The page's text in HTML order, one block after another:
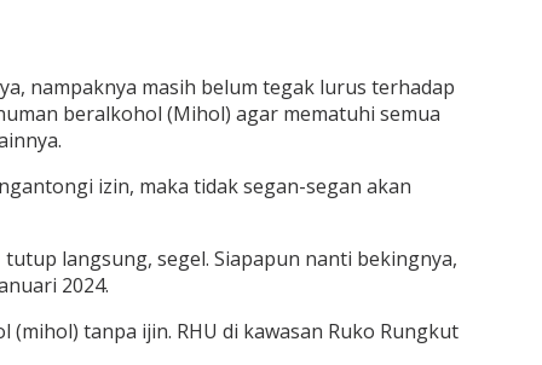
nampaknya masih belum tegak lurus terhadap
beralkohol (Mihol) agar mematuhi semua
izin, maka tidak segan-segan akan
tutup langsung, segel. Siapapun nanti bekingnya,
2024.
tanpa ijin. RHU di kawasan Ruko Rungkut